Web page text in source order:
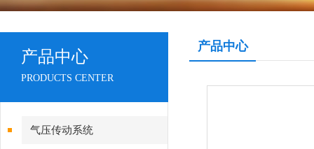
产品中心
PRODUCTS CENTER
气压传动系统
产品中心